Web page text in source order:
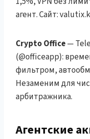
агент. Сайт:
Crypto Office—
(@officeapp):
фильтром,
Незаменим для
арбитражника.
Агентские